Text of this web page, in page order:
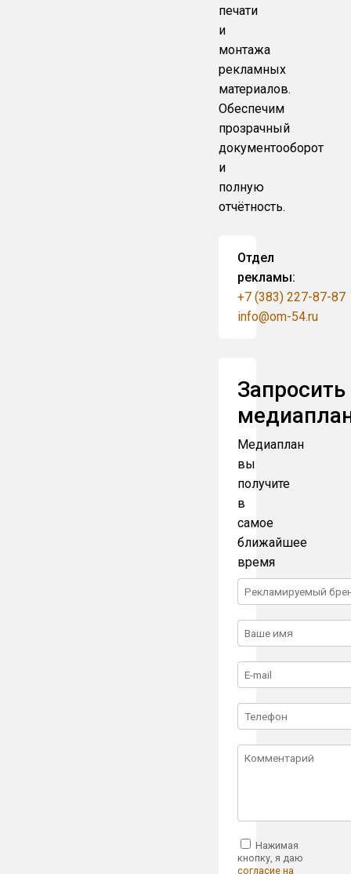
печати
и
монтажа
рекламных
материалов.
Обеспечим
прозрачный
документооборот
и
полную
отчётность.
Отдел
рекламы:
+7 (383) 227-87-87
info@om-54.ru
Запросить
Медиаплан
вы
получите
в
самое
ближайшее
время
Нажимая
кнопку, я даю
согласие на